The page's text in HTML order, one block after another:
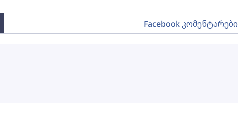
Facebook კომენტარები